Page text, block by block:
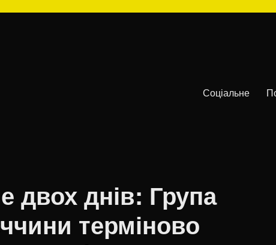
Соціальне
двох днів: Група
терміново